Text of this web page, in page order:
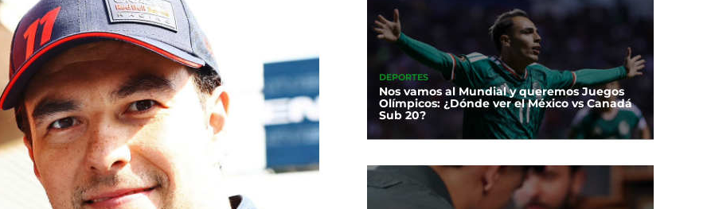
DEPORTES
Nos vamos al Mundial y queremos Juegos
Olímpicos: ¿Dónde ver el México vs Canadá
Sub 20?